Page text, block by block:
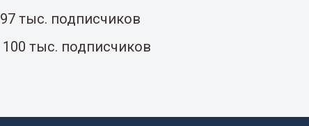
97 тыс. подписчиков
100 тыс. подписчиков